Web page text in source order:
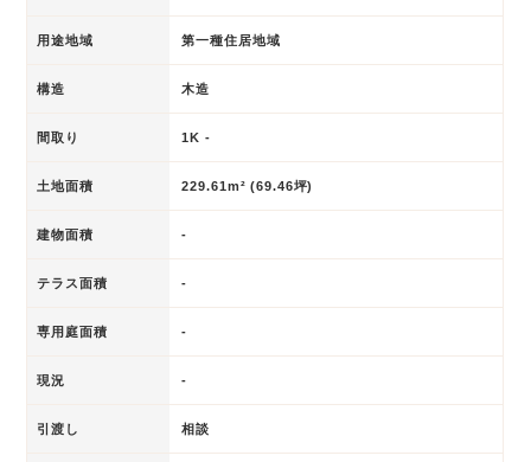
用途地域 第一種住居地域
構造 木造
間取り 1K -
土地面積 229.61m² (69.46坪)
建物面積 -
テラス面積 -
専用庭面積 -
現況 -
引渡し 相談